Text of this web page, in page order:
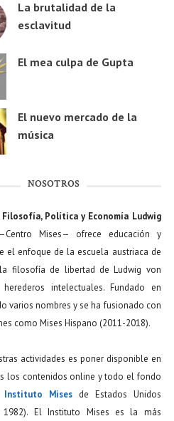
La brutalidad de la
esclavitud
El mea culpa de Gupta
El nuevo mercado de la
música
NOSOTROS
Política y Economía Ludwig
Mises— ofrece educación y
el enfoque de la escuela austriaca de
filosofía de libertad de Ludwig von
intelectuales. Fundado en
varios nombres y se ha fusionado con
como Mises Hispano (2011-2018).
actividades es poner disponible en
los contenidos online y todo el fondo
Instituto Mises de Estados Unidos
1982). El Instituto Mises es la más